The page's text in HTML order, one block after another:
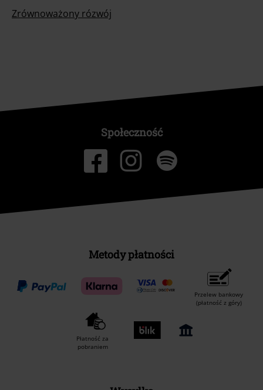
Zrównoważony rózwój
Społeczność
Metody płatności
Przelew bankowy
(płatność z góry)
Płatność za
pobraniem